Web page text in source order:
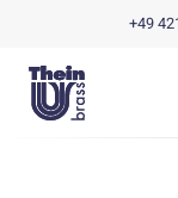
+49